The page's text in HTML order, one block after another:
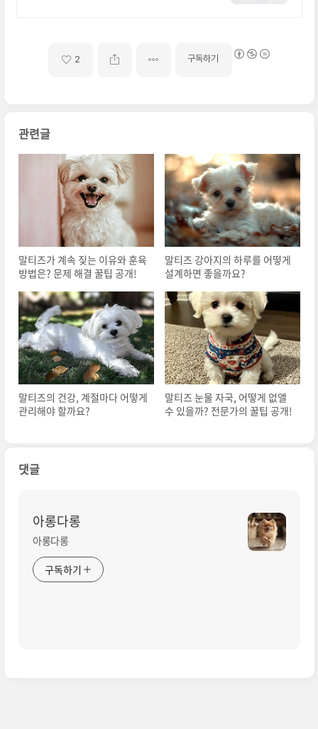
2 구독하기
관련글
말티즈가 계속 짖는 이유와 훈육
방법은? 문제 해결 꿀팁 공개!
말티즈 강아지의 하루를 어떻게
설계하면 좋을까요?
말티즈의 건강, 계절마다 어떻게
관리해야 할까요?
말티즈 눈물 자국, 어떻게 없앨
수 있을까? 전문가의 꿀팁 공개!
댓글
아롱다롱
아롱다롱
구독하기